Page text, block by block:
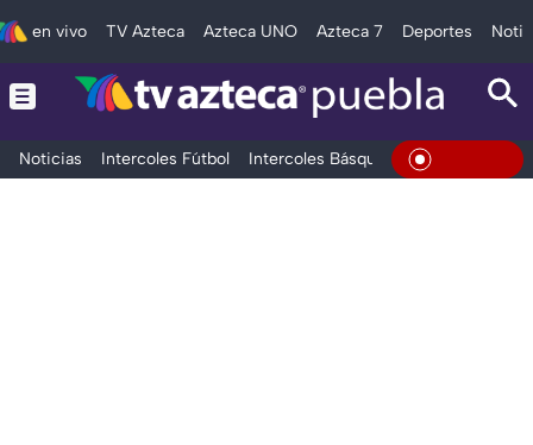
en vivo TV Azteca Azteca UNO Azteca 7 Deportes
Noticias Intercoles Fútbol Intercoles Básquetbol En Vivo